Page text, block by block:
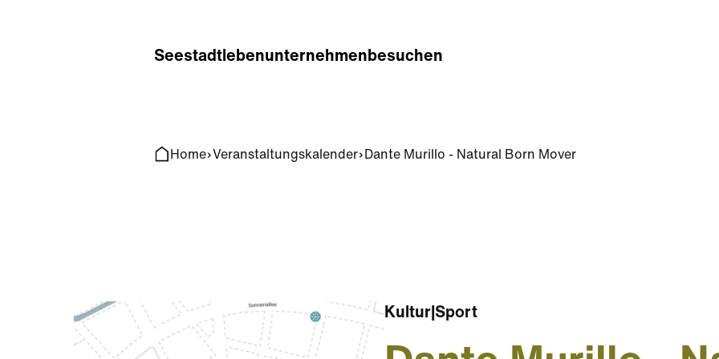
Seestadtlebenunternehmenbesuchen
Home Veranstaltungskalender Dante Murillo - Natural Born Mover
Kultur| Sport